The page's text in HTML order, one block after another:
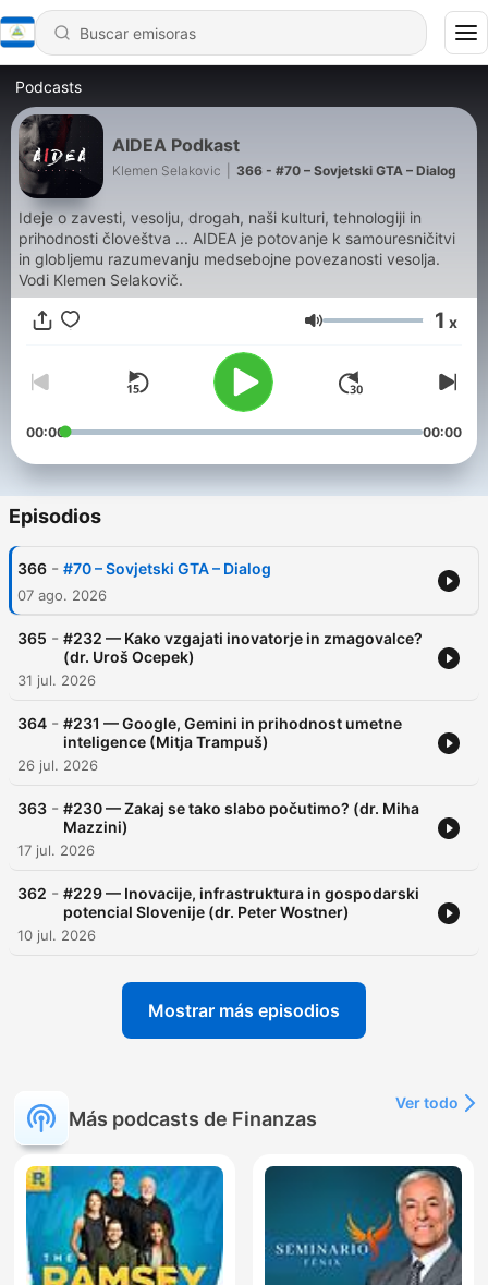
Podcasts
AIDEA Podkast
Klemen Selakovic 366 - #70 – Sovjetski GTA – Dialog
Ideje o zavesti, vesolju, drogah, naši kulturi, tehnologiji in
prihodnosti človeštva ... AIDEA je potovanje k samouresničitvi
in globljemu razumevanju medsebojne povezanosti vesolja.
Vodi Klemen Selakovič.
Volumen 1 x
00:00 00:00
Episodios
366 - #70 – Sovjetski GTA – Dialog
07 ago. 2026
365 - #232 — Kako vzgajati inovatorje in zmagovalce?
(dr. Uroš Ocepek)
31 jul. 2026
364 - #231 — Google, Gemini in prihodnost umetne
inteligence (Mitja Trampuš)
26 jul. 2026
363 - #230 — Zakaj se tako slabo počutimo? (dr. Miha
Mazzini)
17 jul. 2026
362 - #229 — Inovacije, infrastruktura in gospodarski
potencial Slovenije (dr. Peter Wostner)
10 jul. 2026
Mostrar más episodios
Más podcasts de Finanzas
Ver todo